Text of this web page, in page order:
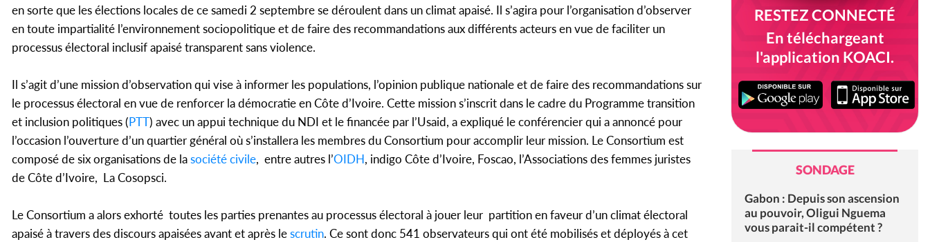
en sorte que les élections locales de ce samedi 2 septembre se déroulent dans un climat apaisé. Il s’agira pour l’organisation d’observer
en toute impartialité l’environnement sociopolitique et de faire des recommandations aux différents acteurs en vue de faciliter un
processus électoral inclusif apaisé transparent sans violence.
Il s’agit d’une mission d’observation qui vise à informer les populations, l’opinion publique nationale et de faire des recommandations sur
le processus électoral en vue de renforcer la démocratie en Côte d’Ivoire. Cette mission s’inscrit dans le cadre du Programme transition
et inclusion politiques (PTT) avec un appui technique du NDI et le financée par l’Usaid, a expliqué le conférencier qui a annoncé pour
l’occasion l’ouverture d’un quartier général où s’installera les membres du Consortium pour accomplir leur mission. Le Consortium est
composé de six organisations de lasociété civile, entre autres l’OIDH, indigo Côte d’Ivoire, Foscao, l’Associations des femmes juristes
de Côte d’Ivoire, La Cosopsci.
Le Consortium a alors exhorté toutes les parties prenantes au processus électoral à jouer leur partition en faveur d’un climat électoral
apaisé à travers des discours apaisées avant et après lescrutin. Ce sont donc 541 observateurs qui ont été mobilisés et déployés à cet
RESTEZ CONNECTÉ
En téléchargeant
l'application KOACI.
SONDAGE
Gabon : Depuis son ascension
au pouvoir, Oligui Nguema
vous parait-il compétent ?